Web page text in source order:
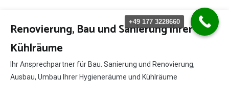
Inhalt
springen
Renovierung, Bau und Sanierung ihrer
Kühlräume
Ihr Ansprechpartner für Bau. Sanierung und Renovierung,
Ausbau, Umbau Ihrer Hygieneräume und Kühlräume
+49 177 3228660